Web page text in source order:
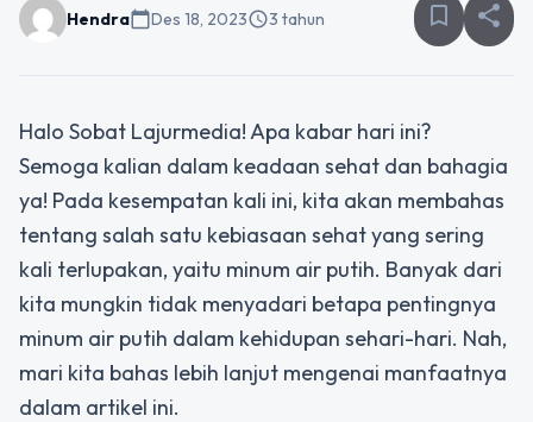
Hendracalendar_todayDes 18, 2023schedule3 tahun bookmark_border share
Halo Sobat Lajurmedia! Apa kabar hari ini?
Semoga kalian dalam keadaan sehat dan bahagia
ya! Pada kesempatan kali ini, kita akan membahas
tentang salah satu kebiasaan sehat yang sering
kali terlupakan, yaitu minum air putih. Banyak dari
kita mungkin tidak menyadari betapa pentingnya
minum air putih dalam kehidupan sehari-hari. Nah,
mari kita bahas lebih lanjut mengenai manfaatnya
dalam artikel ini.